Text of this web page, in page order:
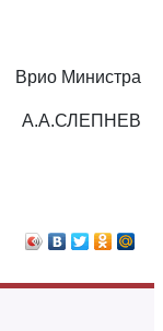
Врио Министра
А.А.СЛЕПНЕВ